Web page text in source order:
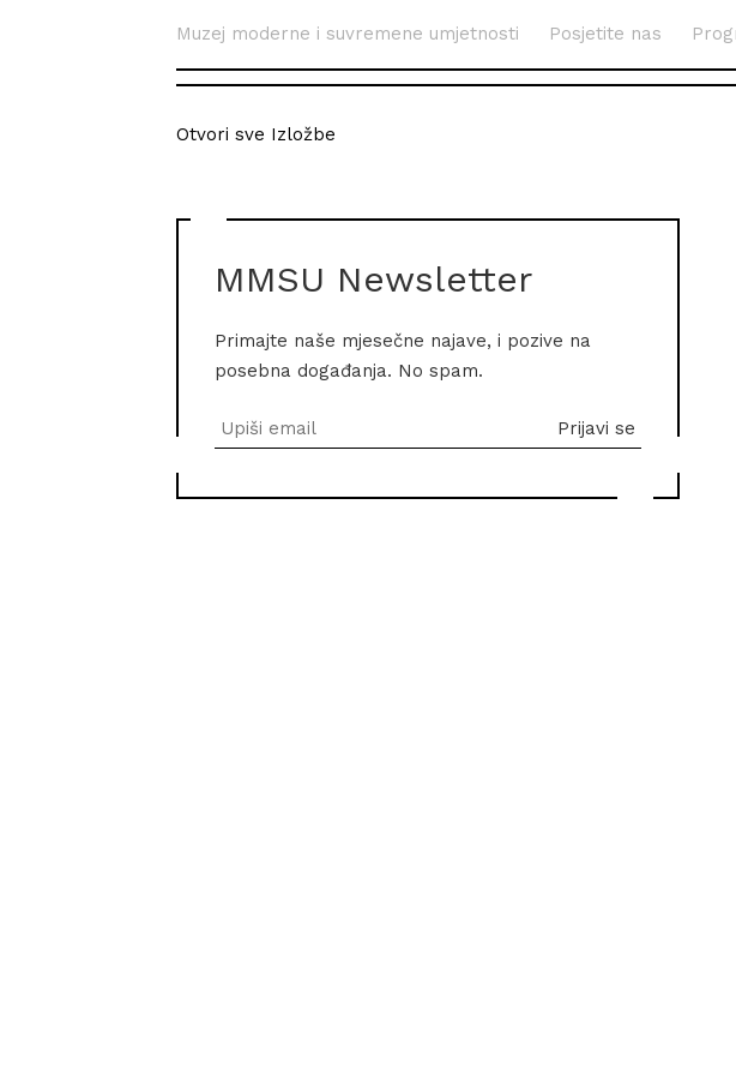
Muzej moderne i suvremene umjetnosti Posjetite nas
Otvori sve Izložbe
MMSU Newsletter
Primajte naše mjesečne najave, i pozive na
posebna događanja. No spam.